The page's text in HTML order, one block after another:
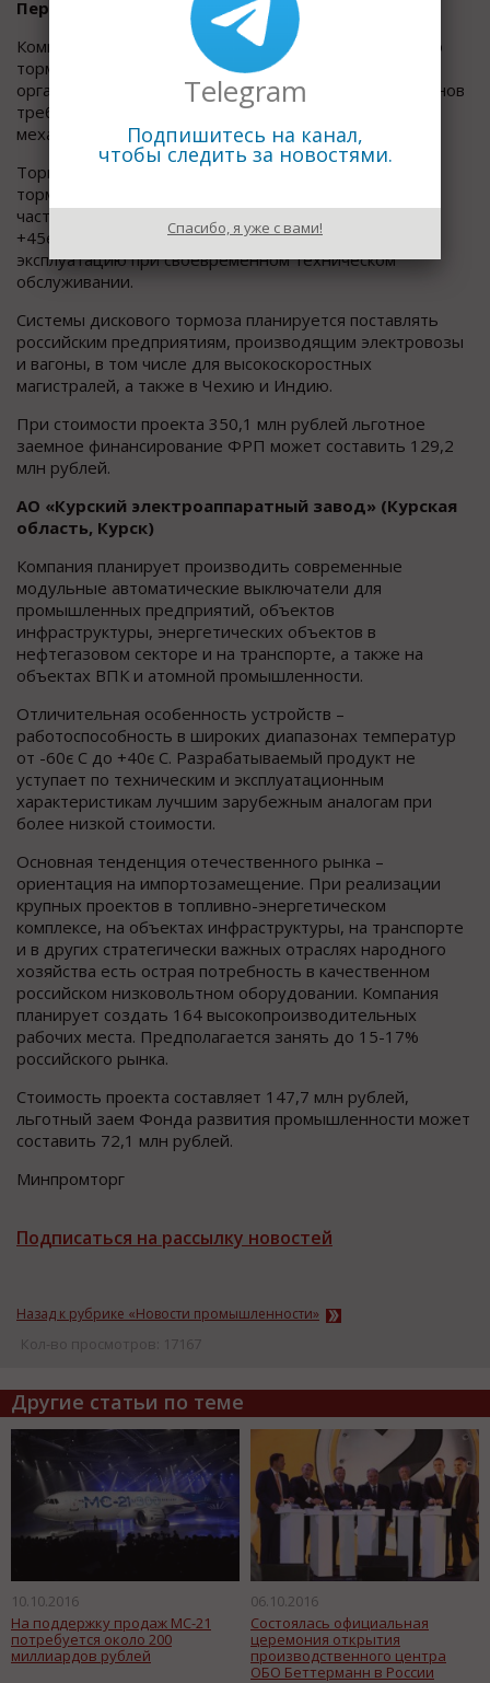
Первомайск)
Компания планирует производить систему дискового
тормоза для поездов ЭС2Г «Ласточка», в том числе
организовать процесс изготовления отливок из чугунов
требуемых химического состава, микроструктуры и
механических свойств.
Тормозная система состоит из тормозного блока и
тормозного диска. Тормозной блок и его составные
части работоспособны при температуре от -50є С до
+45є С, срок службы – 40 лет со дня ввода в
эксплуатацию при своевременном техническом
обслуживании.
Системы дискового тормоза планируется поставлять
российским предприятиям, производящим электровозы
и вагоны, в том числе для высокоскоростных
магистралей, а также в Чехию и Индию.
При стоимости проекта 350,1 млн рублей льготное
заемное финансирование ФРП может составить 129,2
млн рублей.
АО «Курский электроаппаратный завод» (Курская
область, Курск)
Компания планирует производить современные
модульные автоматические выключатели для
промышленных предприятий, объектов
инфраструктуры, энергетических объектов в
нефтегазовом секторе и на транспорте, а также на
объектах ВПК и атомной промышленности.
Отличительная особенность устройств –
работоспособность в широких диапазонах температур
от -60є С до +40є С. Разрабатываемый продукт не
уступает по техническим и эксплуатационным
характеристикам лучшим зарубежным аналогам при
более низкой стоимости.
Основная тенденция отечественного рынка –
ориентация на импортозамещение. При реализации
крупных проектов в топливно-энергетическом
комплексе, на объектах инфраструктуры, на транспорте
и в других стратегически важных отраслях народного
хозяйства есть острая потребность в качественном
российском низковольтном оборудовании. Компания
планирует создать 164 высокопроизводительных
рабочих места. Предполагается занять до 15-17%
российского рынка.
Стоимость проекта составляет 147,7 млн рублей,
льготный заем Фонда развития промышленности может
составить 72,1 млн рублей.
Минпромторг
Подписаться на рассылку новостей
Назад к рубрике «Новости промышленности»
Кол-во просмотров: 17167
Другие статьи по теме
10.10.2016
На поддержку продаж МС-21
потребуется около 200
миллиардов рублей
06.10.2016
Состоялась официальная
церемония открытия
производственного центра
ОБО Беттерманн в России
Telegram
Подпишитесь на канал,
чтобы следить за новостями.
Спасибо, я уже с вами!